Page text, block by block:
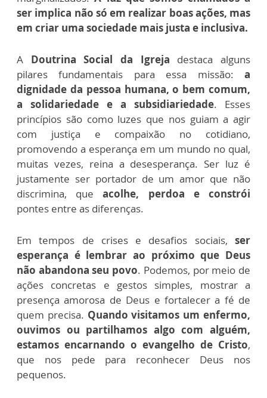
ser implica não só em realizar boas ações, mas
em criar uma sociedade mais justa e inclusiva.
A Doutrina Social da Igreja destaca alguns
pilares fundamentais para essa missão: a
dignidade da pessoa humana, o bem comum,
a solidariedade e a subsidiariedade. Esses
princípios são como luzes que nos guiam a agir
com justiça e compaixão no cotidiano,
promovendo a esperança em um mundo no qual,
muitas vezes, reina a desesperança. Ser luz é
justamente ser portador de um amor que não
discrimina, queacolhe, perdoa e constrói
pontes entre as diferenças.
Em tempos de crises e desafios sociais, ser
esperança é lembrar ao próximo que Deus
não abandona seu povo. Podemos, por meio de
ações concretas e gestos simples, mostrar a
presença amorosa de Deus e fortalecer a fé de
quem precisa. Quando visitamos um enfermo,
ouvimos ou partilhamos algo com alguém,
estamos encarnando o evangelho de Cristo,
que nos pede para reconhecer Deus nos
pequenos.